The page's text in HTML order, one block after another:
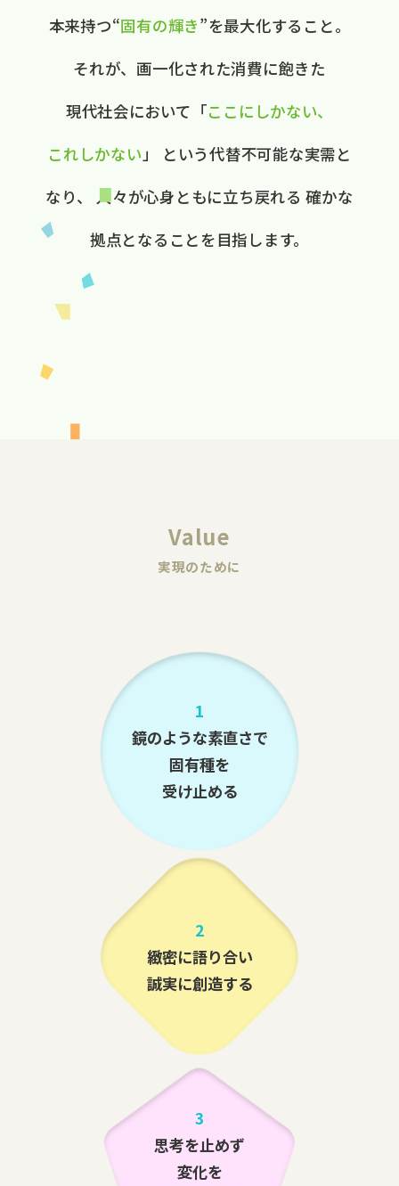
本来持つ“固有の​輝き”を​最大化する​こと。
それが、​画一化された​消費に​飽きた​
現代社会に​おいて ​「ここに​しかない、​
これしかない 」
と​いう​代替不可能な​実需と​
なり、
人々が​心身ともに​立ち戻れる 確かな​
拠点と​なる​ことを​目指します。​
Value
実現のために
1
鏡のような素直さで
固有種を
受け止める
2
緻密に語り合い
誠実に創造する
3
思考を止めず
変化を